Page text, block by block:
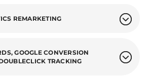
REMARKETING
GOOGLE CONVERSION
TRACKING